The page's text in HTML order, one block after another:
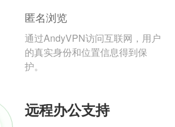
匿名浏览
通过AndyVPN访问互联网，用户
的真实身份和位置信息得到保
护。
远程办公支持